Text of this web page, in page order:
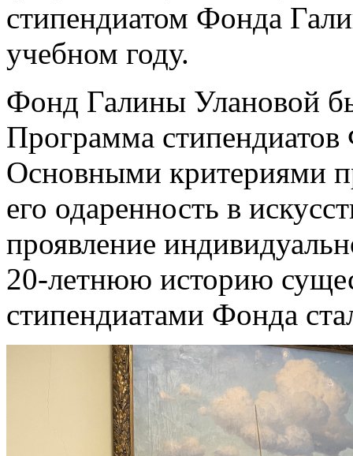
стипендиатом Фонда
учебном году.
Фонд Галины Улановой
Программа стипендиатов
Основными критериями
его одаренность в
проявление
20-летнюю историю
стипендиатами Фонда